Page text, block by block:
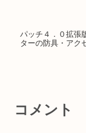
パッチ４．０拡
ターの防具・アク
コメント